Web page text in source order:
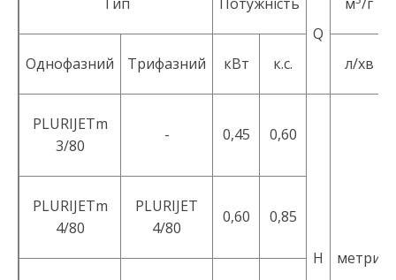
Q
Однофазний Трифазний кВт к.с. л/хв
PLURIJETm
3/80
- 0,45 0,60
H метри
PLURIJETm
4/80
PLURIJET
4/80
0,60 0,85